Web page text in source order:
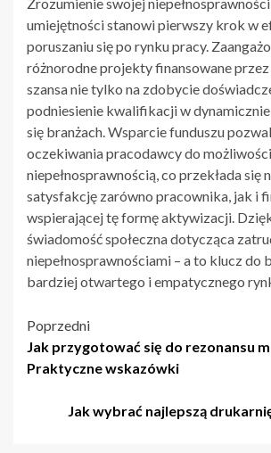
umiejętności stanowi pierwszy krok w
poruszaniu się po rynku pracy.
różnorodne projekty finansowane
szansa nie tylko na zdobycie
podniesienie kwalifikacji w
się branżach. Wsparcie funduszu
oczekiwania pracodawcy do
niepełnosprawnością, co przekłada się
satysfakcję zarówno pracownika, jak i
wspierającej tę formę aktywizacji.
świadomość społeczna dotycząca
niepełnosprawnościami – a to klucz do
bardziej otwartego i empatycznego
Nawigacja
wpisu
Poprzedni
Jak przygotować się do rezonansu
Praktyczne wskazówki
Jak wybrać najlepszą